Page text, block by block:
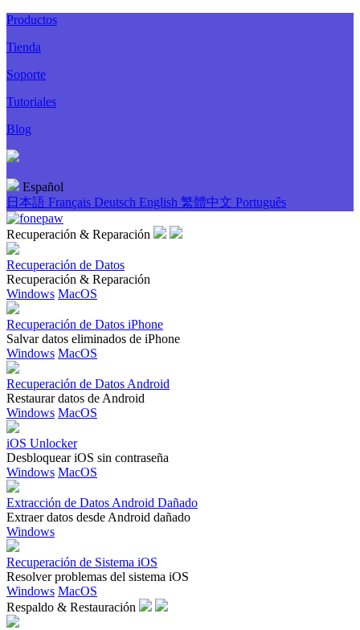
Productos
Tienda
Soporte
Tutoriales
Blog
Español
日本語 Français Deutsch English 繁體中文 Português
Recuperación & Reparación
Recuperación de Datos
Recuperación & Reparación
Windows MacOS
Recuperación de Datos iPhone
Salvar datos eliminados de iPhone
Windows MacOS
Recuperación de Datos Android
Restaurar datos de Android
Windows MacOS
iOS Unlocker
Desbloquear iOS sin contraseña
Windows MacOS
Extracción de Datos Android Dañado
Extraer datos desde Android dañado
Windows
Recuperación de Sistema iOS
Resolver problemas del sistema iOS
Windows MacOS
Respaldo & Restauración